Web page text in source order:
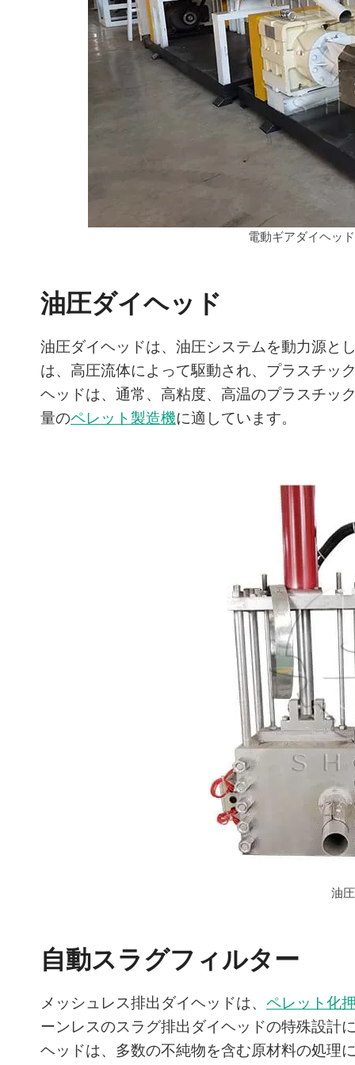
電動ギアダイヘッ
油圧ダイヘッド
油圧ダイヘッドは、油圧システムを動力源と
は、高圧流体によって駆動され、プラスチッ
ヘッドは、通常、高粘度、高温のプラスチッ
量のペレット製造機に適しています。
油
自動スラグフィルター
メッシュレス排出ダイヘッドは、 ペレット化
ーンレスのスラグ排出ダイヘッドの特殊設計
ヘッドは、多数の不純物を含む原材料の処理